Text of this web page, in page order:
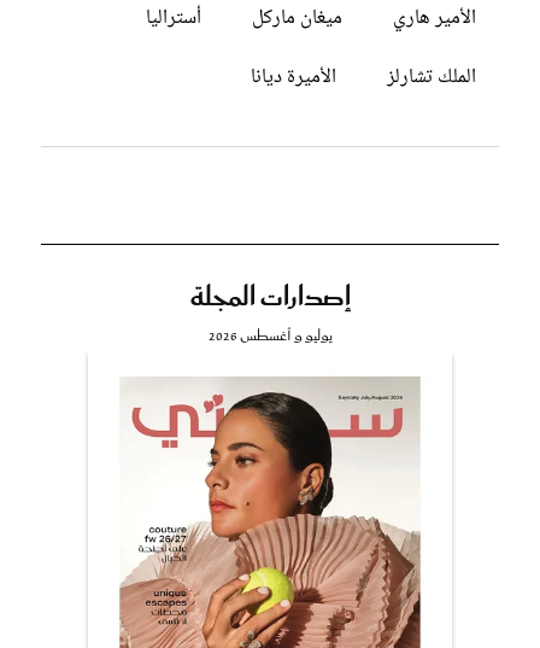
الأمير هاري
ميغان ماركل
أستراليا
الملك تشارلز
الأميرة ديانا
إصدارات المجلة
يوليو و أغسطس 2026